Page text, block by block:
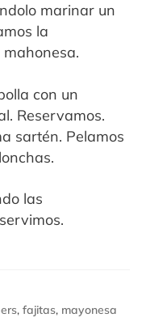
marinar un
la
con un
Reservamos.
sartén. Pelamos
las
, fajitas, mayonesa